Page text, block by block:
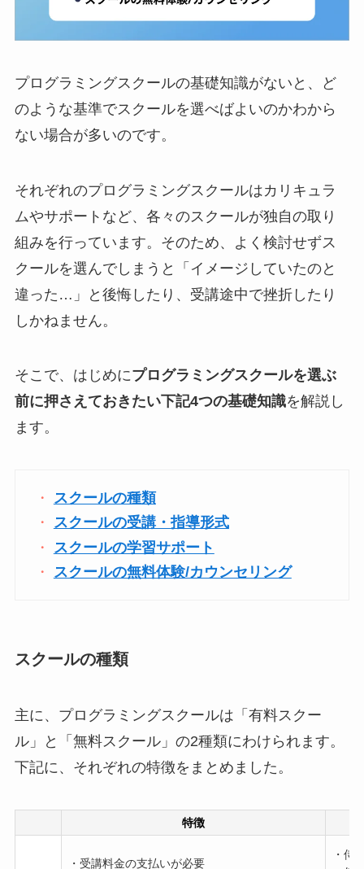
プログラミングスクールの基礎知識がないと、ど
のような基準でスクールを選べばよいのかわから
ない場合が多いのです。
それぞれのプログラミングスクールはカリキュラ
ムやサポートなど、各々のスクールが独自の取り
組みを行っています。そのため、よく検討せずス
クールを選んでしまうと「イメージしていたのと
違った…」と後悔したり、受講途中で挫折したり
しかねません。
そこで、はじめにプログラミングスクールを選ぶ
前に押さえておきたい下記4つの基礎知識を解説し
ます。
スクールの種類
スクールの受講・指導形式
スクールの学習サポート
スクールの無料体験/カウンセリング
スクールの種類
主に、プログラミングスクールは「有料スクー
ル」と「無料スクール」の2種類にわけられます。
下記に、それぞれの特徴をまとめました。
特徴
・受講料金の支払いが必要
・侍